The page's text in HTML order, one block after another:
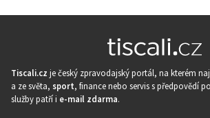
Tiscali.cz je český zpravodajský portál, na kterém
a ze světa, sport, finance nebo servis s předpovědí
služby patří i e-mail zdarma.